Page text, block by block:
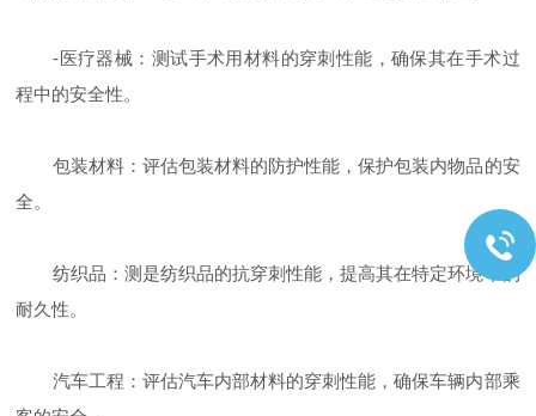
-医疗器械：测试手术用材料的穿刺性能，确保其在手术过
程中的安全性。
包装材料：评估包装材料的防护性能，保护包装内物品的安
全。
纺织品：测是纺织品的抗穿刺性能，提高其在特定环境下的
耐久性。
汽车工程：评估汽车内部材料的穿刺性能，确保车辆内部乘